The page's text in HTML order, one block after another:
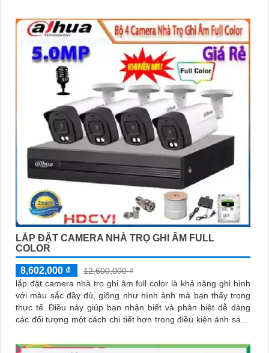
LẮP ĐẶT CAMERA NHÀ TRỌ GHI ÂM FULL
COLOR
8,602,000 ₫
12,600,000 ₫
lắp đặt camera nhà trọ ghi âm full color là khả năng ghi hình
với màu sắc đầy đủ, giống như hình ảnh mà bạn thấy trong
thực tế. Điều này giúp bạn nhận biết và phân biệt dễ dàng
các đối tượng một cách chi tiết hơn trong điều kiện ánh sáng